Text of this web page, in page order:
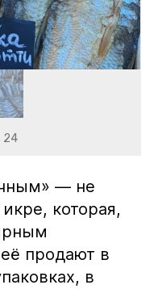
24
— не
которая,
продают в
в